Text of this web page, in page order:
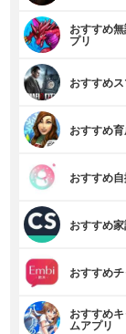
おすすめ
プリ
おすすめ
おすすめ
おすすめ
おすすめ
おすすめ
おすすめ
ムアプリ